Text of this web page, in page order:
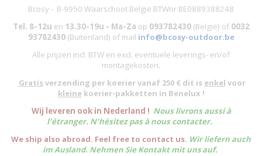
Bcosy - B-9950 Waarschoot België BTWnr BE0889388248
Tel. 8-12u en 13.30-19u - Ma-Za op 093782430(België) of 0032
93782430(Buitenland) of mail info@bcosy-outdoor.be
Alle prijzen incl. BTW en excl. eventuele leverings- en/of
montagekosten.
Gratis verzending per koerier vanaf 250 € dit is enkel voor
kleinekoerier-pakketten in Benelux !
Wij leveren ook in Nederland ! Nous livrons aussi à
l'étranger. N'hésitez pas à nous contacter.
We ship also abroad. Feel free to contact us. Wir liefern auch
im Ausland. Nehmen Sie Kontakt mit uns auf.